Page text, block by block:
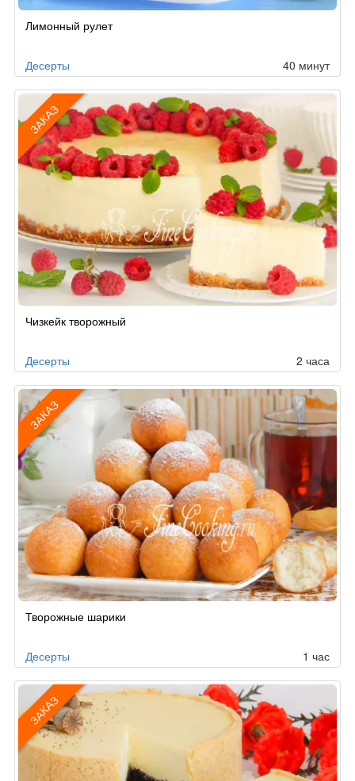
поЛимонный рулет
Десерты 40 минут
ЗАКАЗ
Чизкейк творожный
Десерты 2 часа
ЗАКАЗ
по
Творожные шарики
Десерты 1 час
ЗАКАЗ